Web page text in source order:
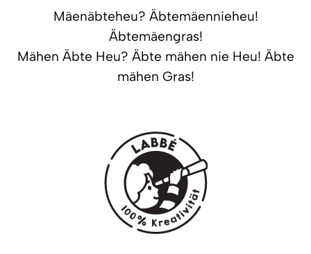
Mäenäbteheu? Äbtemäennieheu!
Äbtemäengras!
Mähen Äbte Heu? Äbte mähen nie Heu! Äbte
mähen Gras!